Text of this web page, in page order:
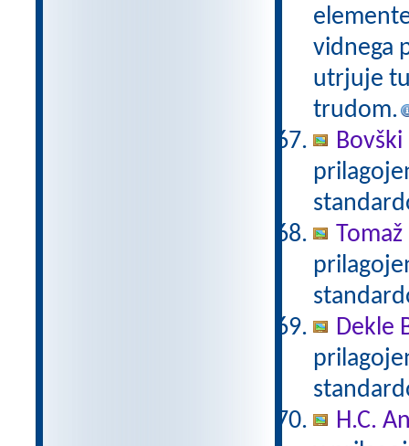
vidnega
utrjuje
trudom.
Dekle
H.C.